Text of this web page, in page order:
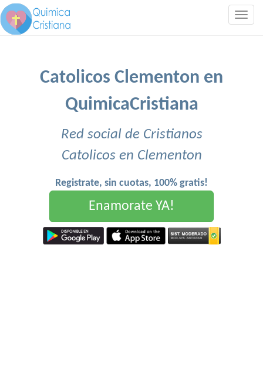
Catolicos Clementon en
QuimicaCristiana
Red social de Cristianos
Catolicos en Clementon
Registrate, sin cuotas, 100% gratis!
Enamorate YA!